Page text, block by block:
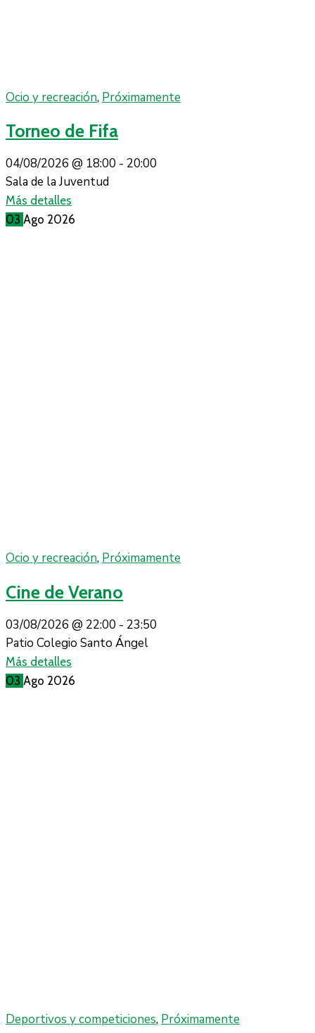
Ocio y recreación, Próximamente
Torneo de Fifa
04/08/2026 @ 18:00 - 20:00
Sala de la Juventud
Más detalles
03 Ago 2026
Ocio y recreación, Próximamente
Cine de Verano
03/08/2026 @ 22:00 - 23:50
Patio Colegio Santo Ángel
Más detalles
03 Ago 2026
Deportivos y competiciones, Próximamente